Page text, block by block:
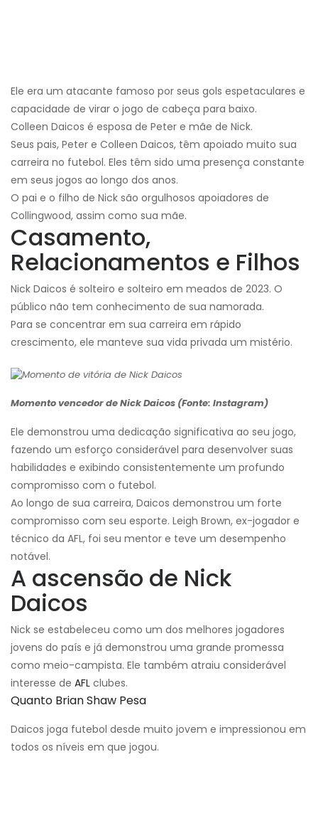
Ele era um atacante famoso por seus gols espetaculares e
capacidade de virar o jogo de cabeça para baixo.
Colleen Daicos é esposa de Peter e mãe de Nick.
Seus pais, Peter e Colleen Daicos, têm apoiado muito sua
carreira no futebol. Eles têm sido uma presença constante
em seus jogos ao longo dos anos.
O pai e o filho de Nick são orgulhosos apoiadores de
Collingwood, assim como sua mãe.
Casamento,
Relacionamentos e Filhos
Nick Daicos é solteiro e solteiro em meados de 2023. O
público não tem conhecimento de sua namorada.
Para se concentrar em sua carreira em rápido
crescimento, ele manteve sua vida privada um mistério.
Momento vencedor de Nick Daicos (Fonte: Instagram)
Ele demonstrou uma dedicação significativa ao seu jogo,
fazendo um esforço considerável para desenvolver suas
habilidades e exibindo consistentemente um profundo
compromisso com o futebol.
Ao longo de sua carreira, Daicos demonstrou um forte
compromisso com seu esporte. Leigh Brown, ex-jogador e
técnico da AFL, foi seu mentor e teve um desempenho
notável.
A ascensão de Nick
Daicos
Nick se estabeleceu como um dos melhores jogadores
jovens do país e já demonstrou uma grande promessa
como meio-campista. Ele também atraiu considerável
interesse de AFL clubes.
Quanto Brian Shaw Pesa
Daicos joga futebol desde muito jovem e impressionou em
todos os níveis em que jogou.